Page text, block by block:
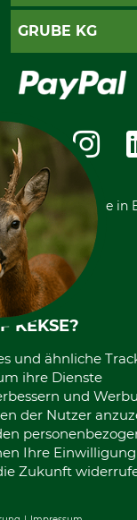
Seilwindenprüfung
Cookie-
Bestellung
Widerrufsformular
Kostenloser
Nachhaltigkeit
Entsorgung und
Datenschutz Print
PayPal
Bankeinzug
Ratenkauf
Vorkasse
GRUBE KG
Leitbild
Karriere
Ladengeschäft
Motorgeräteshop
Über uns
Community
International
Kooperationen
Alle Preise
KEKSE?
und ähnliche
ihre Dienste
und
der Nutzer
Ihre Einwilligung
Zukunft